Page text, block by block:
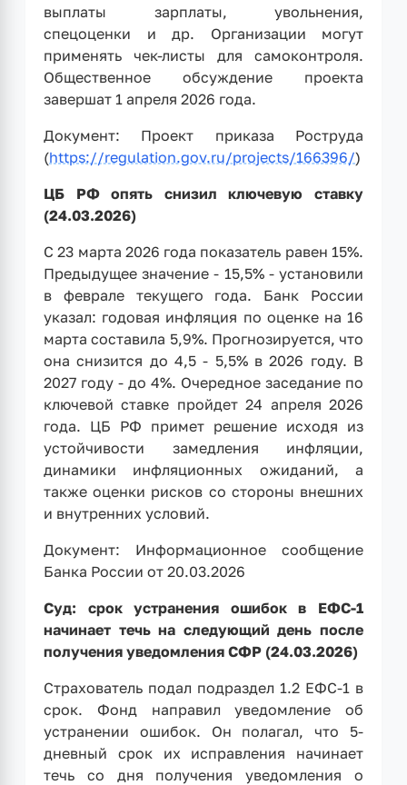
выплаты зарплаты, увольнения,
спецоценки и др. Организации могут
применять чек-листы для самоконтроля.
Общественное обсуждение проекта
завершат 1 апреля 2026 года.
Документ: Проект приказа Роструда
(https://regulation.gov.ru/projects/166396/)
ЦБ РФ опять снизил ключевую ставку
(24.03.2026)
С 23 марта 2026 года показатель равен 15%.
Предыдущее значение - 15,5% - установили
в феврале текущего года. Банк России
указал: годовая инфляция по оценке на 16
марта составила 5,9%. Прогнозируется, что
она снизится до 4,5 - 5,5% в 2026 году. В
2027 году - до 4%. Очередное заседание по
ключевой ставке пройдет 24 апреля 2026
года. ЦБ РФ примет решение исходя из
устойчивости замедления инфляции,
динамики инфляционных ожиданий, а
также оценки рисков со стороны внешних
и внутренних условий.
Документ: Информационное сообщение
Банка России от 20.03.2026
Суд: срок устранения ошибок в ЕФС-1
начинает течь на следующий день после
получения уведомления СФР (24.03.2026)
Страхователь подал подраздел 1.2 ЕФС-1 в
срок. Фонд направил уведомление об
устранении ошибок. Он полагал, что 5-
дневный срок их исправления начинает
течь со дня получения уведомления о